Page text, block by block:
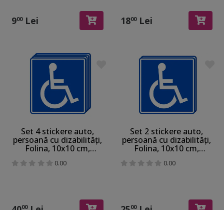
900Lei 1800Lei
Set 4 stickere auto,
persoană cu dizabilități,
Folina, 10x10 cm,
inclusă
0.00
00
Set 2 stickere auto,
persoană cu dizabilități,
Folina, 10x10 cm,
inclusă
0.00
00